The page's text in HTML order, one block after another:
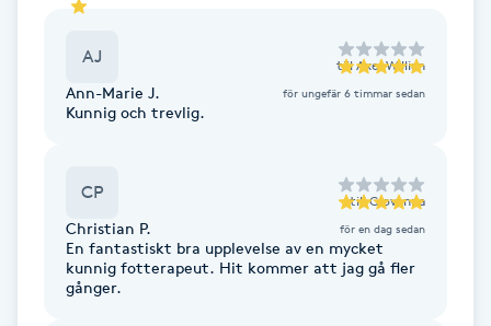
Extensions
Extensions borttagning
AJ till Axel Willian
Ann-Marie J. för ungefär 6 timmar sedan
Kunnig och trevlig.
CP till Giovanna
Christian P. för en dag sedan
En fantastiskt bra upplevelse av en mycket
kunnig fotterapeut. Hit kommer att jag gå fler
gånger.